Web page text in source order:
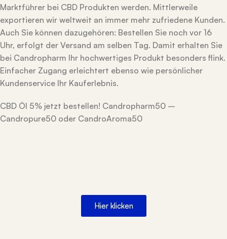
Marktführer bei CBD Produkten werden. Mittlerweile
exportieren wir weltweit an immer mehr zufriedene Kunden.
Auch Sie können dazugehören: Bestellen Sie noch vor 16
Uhr, erfolgt der Versand am selben Tag. Damit erhalten Sie
bei Candropharm Ihr hochwertiges Produkt besonders flink.
Einfacher Zugang erleichtert ebenso wie persönlicher
Kundenservice Ihr Kauferlebnis.
CBD Öl 5% jetzt bestellen! Candropharm50 –
Candropure50 oder CandroAroma50
Hier klicken